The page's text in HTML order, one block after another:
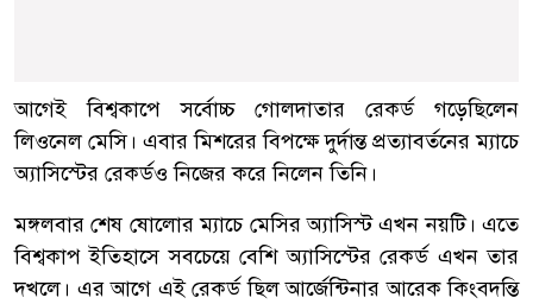
আগেই বিশ্বকাপে সর্বোচ্চ গোলদাতার রেকর্ড গড়েছিলেন
লিওনেল মেসি। এবার মিশরের বিপক্ষে দুর্দান্ত প্রত্যাবর্তনের ম্যাচে
অ্যাসিস্টের রেকর্ডও নিজের করে নিলেন তিনি।
মঙ্গলবার শেষ ষোলোর ম্যাচে মেসির অ্যাসিস্ট এখন নয়টি। এতে
বিশ্বকাপ ইতিহাসে সবচেয়ে বেশি অ্যাসিস্টের রেকর্ড এখন তার
দখলে। এর আগে এই রেকর্ড ছিল আর্জেন্টিনার আরেক কিংবদন্তি